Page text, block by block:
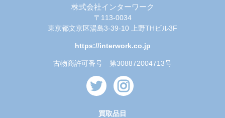
株式会社インターワーク
〒113-0034
東京都文京区湯島3-39-10 上野THビル3F
https://interwork.co.jp
古物商許可番号 第308872004713号
買取品目